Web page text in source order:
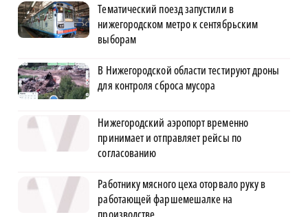
Тематический поезд запустили в
нижегородском метро к сентябрьским
выборам
В Нижегородской области тестируют дроны
для контроля сброса мусора
Нижегородский аэропорт временно
принимает и отправляет рейсы по
согласованию
Работнику мясного цеха оторвало руку в
работающей фаршемешалке на